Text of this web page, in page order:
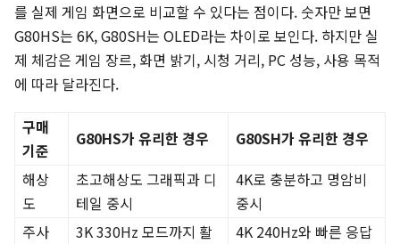
를 실제 게임 화면으로 비교할 수 있다는 점이다. 숫자만 보면
G80HS는 6K, G80SH는 OLED라는 차이로 보인다. 하지만 실
제 체감은 게임 장르, 화면 밝기, 시청 거리, PC 성능, 사용 목적
에 따라 달라진다.
구매
기준
G80HS가 유리한 경우
G80SH가 유리한 경우
해상
도
초고해상도 그래픽과 디
테일 중시
4K로 충분하고 명암비
중시
주사
3K 330Hz 모드까지 활
4K 240Hz와 빠른 응답